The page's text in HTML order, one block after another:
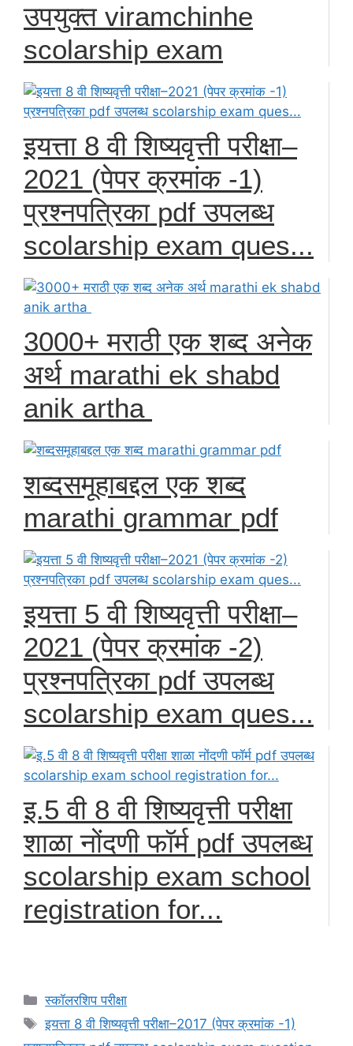
उपयुक्त viramchinhe
scolarship exam
इयत्ता 8 वी शिष्यवृत्ती परीक्षा–
2021 (पेपर क्रमांक -1)
प्रश्नपत्रिका pdf उपलब्ध
scolarship exam ques...
3000+ मराठी एक शब्द अनेक
अर्थ marathi ek shabd
anik artha
शब्दसमूहाबद्दल एक शब्द
marathi grammar pdf
इयत्ता 5 वी शिष्यवृत्ती परीक्षा–
2021 (पेपर क्रमांक -2)
प्रश्नपत्रिका pdf उपलब्ध
scolarship exam ques...
इ.5 वी 8 वी शिष्यवृत्ती परीक्षा
शाळा नोंदणी फॉर्म pdf उपलब्ध
scolarship exam school
registration for...
Categories
स्कॉलरशिप परीक्षा
Tags
इयत्ता 8 वी शिष्यवृत्ती परीक्षा–2017 (पेपर क्रमांक -1)